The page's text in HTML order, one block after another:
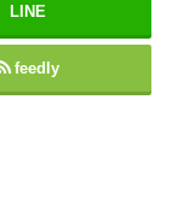
LINE
feedly